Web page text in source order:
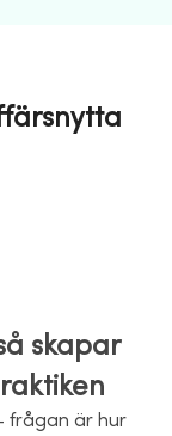
skapar
frågan är hur